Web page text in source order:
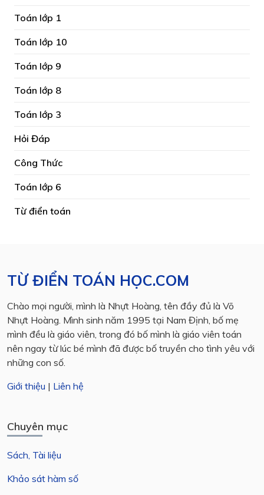
Toán lớp 1
Toán lớp 10
Toán lớp 9
Toán lớp 8
Toán lớp 3
Hỏi Đáp
Công Thức
Toán lớp 6
Từ điển toán
TỪ ĐIỂN TOÁN HỌC.COM
Chào mọi người, mình là Nhựt Hoàng, tên đầy đủ là Võ
Nhựt Hoàng. Mình sinh năm 1995 tại Nam Định, bố mẹ
mình đều là giáo viên, trong đó bố mình là giáo viên toán
nên ngay từ lúc bé mình đã được bố truyền cho tình yêu với
những con số.
Giới thiệu | Liên hệ
Chuyên mục
Sách, Tài liệu
Khảo sát hàm số